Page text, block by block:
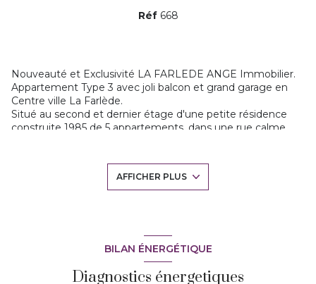
Réf 668
Nouveauté et Exclusivité LA FARLEDE ANGE Immobilier.
Appartement Type 3 avec joli balcon et grand garage en
Centre ville La Farlède.
Situé au second et dernier étage d'une petite résidence
construite 1985 de 5 appartements, dans une rue calme
avec salon et cuisine ouverte, ouvrant sur un balcon de
7m2 avec vue magnifique! Un espace nuit de 2 chambres
et une salle de bains. Appartement traversant et
Toutes les commodités à pied. Un bien rare sur notre
commune. Charges correctes avec eau froide comprise.
Contacter Marie-ange pour plus de renseignements.
AFFICHER PLUS
BILAN ÉNERGÉTIQUE
Diagnostics énergetiques